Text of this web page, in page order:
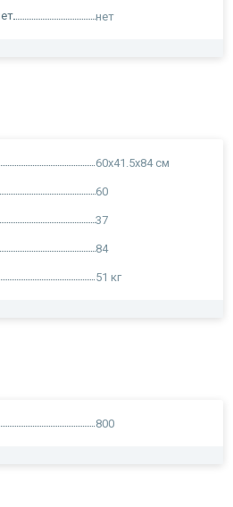
нет
60x41.5x84 см
60
37
84
51 кг
800